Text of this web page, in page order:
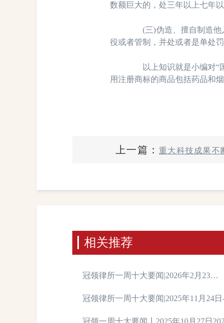
数额巨大的，处三年以上七年
(三)伪造、擅自制造他人
役或者管制，并处或者是单处
以上知识就是小编对“国
用注册商标的商品包括药品和
上一篇： 重大科技成果不
相关推荐
冠领律所一周十大要闻|2026年2月23
日-2026年3月1日
冠领律所一周十大要闻|2025年11月24日
月30日
冠领一周十大要闻丨2025年10月27日